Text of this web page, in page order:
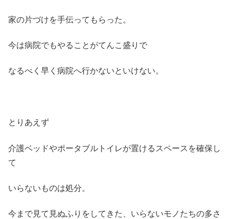
家の片づけを手伝ってもらった。
今は病院でもやることがてんこ盛りで
なるべく早く病院へ行かないといけない。
とりあえず
介護ベッドやポータブルトイレが置けるスペースを確保し
て
いらないものは処分。
今まで見て見ぬふりをしてきた、いらないモノたちの多さ